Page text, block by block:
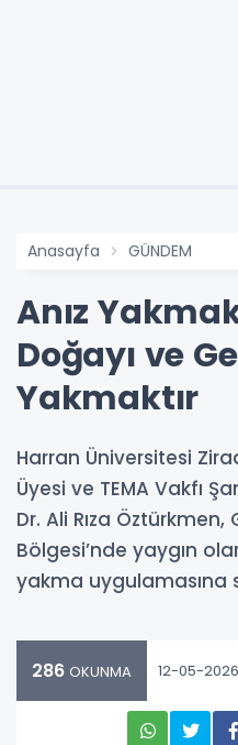
Anasayfa GÜNDEM
Anız
Doğayı ve
Yakmaktır
Harran Üniversitesi
Üyesi ve TEMA Vakfı
Dr. Ali Rıza
Bölgesi’nde yaygın
yakma uygulamasına
286 OKUNMA 12-05-